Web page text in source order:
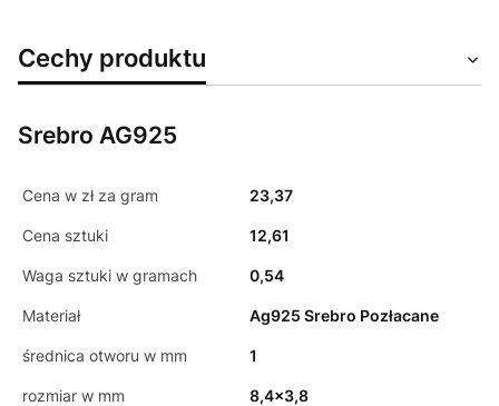
Cechy produktu
Srebro AG925
Cena w zł za gram 23,37
Cena sztuki 12,61
Waga sztuki w gramach 0,54
Materiał Ag925 Srebro Pozłacane
średnica otworu w mm 1
rozmiar w mm 8,4x3,8